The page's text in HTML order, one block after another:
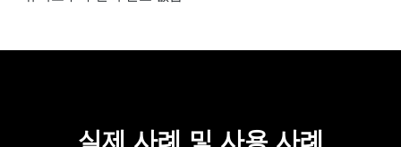
실제 사례 및 사용 사례